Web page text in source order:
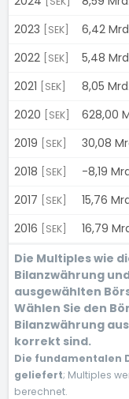
2023
[SEK] 6,42
2022
[SEK] 5,48
2021
[SEK] 8,05 Mrd.
2020
[SEK] 628,00
2019
[SEK] 30,08
2018
[SEK] -8,19
2017
[SEK] 15,76
2016
[SEK] 16,79
Die Multiples wie
Bilanzwährung
ausgewählten
Wählen Sie den
Bilanzwährung
korrekt sind.
Die fundamentalen
geliefert; Multiples
berechnet.